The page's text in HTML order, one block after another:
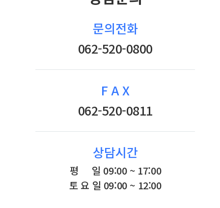
문의전화
062-520-0800
F A X
062-520-0811
상담시간
평 일 09:00 ~ 17:00
토 요 일 09:00 ~ 12:00